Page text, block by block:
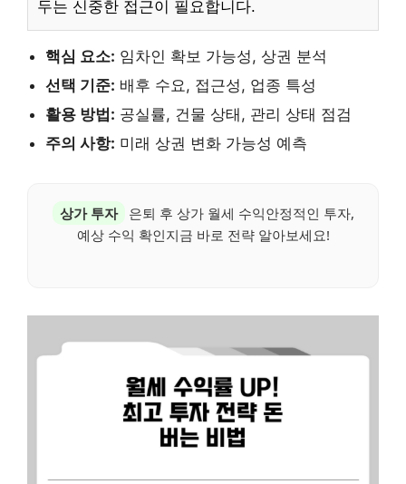
두는 신중한 접근이 필요합니다.
핵심 요소: 임차인 확보 가능성, 상권 분석
선택 기준: 배후 수요, 접근성, 업종 특성
활용 방법: 공실률, 건물 상태, 관리 상태 점검
주의 사항: 미래 상권 변화 가능성 예측
상가 투자
은퇴 후 상가 월세 수익안정적인 투자,
예상 수익 확인지금 바로 전략 알아보세요!